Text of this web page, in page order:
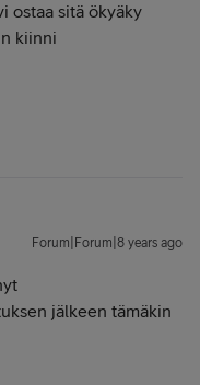
ostaa sitä ökyäky
kiinni
Forum|Forum|8 years ago
jälkeen tämäkin